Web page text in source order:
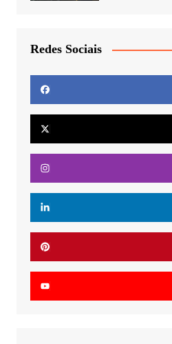
Redes Sociais